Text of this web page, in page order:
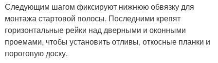
Следующим шагом фиксируют нижнюю обвязку для
монтажа стартовой полосы. Последними крепят
горизонтальные рейки над дверными и оконными
проемами, чтобы установить отливы, откосные планки и
пороговую доску.